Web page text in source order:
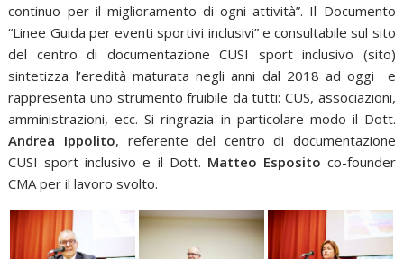
continuo per il miglioramento di ogni attività”. Il Documento
“Linee Guida per eventi sportivi inclusivi” e consultabile sul sito
del centro di documentazione CUSI sport inclusivo (sito)
sintetizza l’eredità maturata negli anni dal 2018 ad oggi
e
rappresenta uno strumento fruibile da tutti: CUS, associazioni,
amministrazioni, ecc. Si ringrazia in particolare modo il Dott.
Andrea Ippolito, referente del centro di documentazione
CUSI sport inclusivo e il Dott. Matteo Esposito co-founder
CMA per il lavoro svolto.